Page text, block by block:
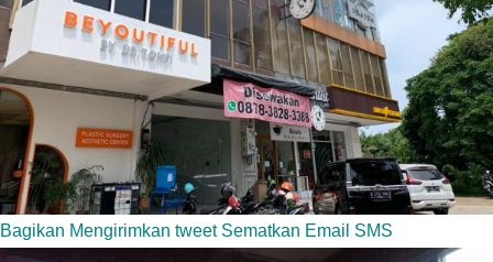
Bagikan Mengirimkan tweet Sematkan Email SMS